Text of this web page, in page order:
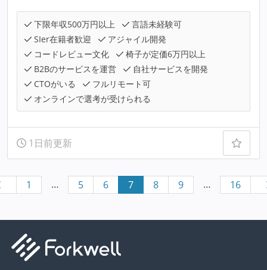
下限年収500万円以上
言語未経験可
SIer在籍者歓迎
アジャイル開発
コードレビュー文化
椅子が定価6万円以上
B2Bのサービスを運営
自社サービスを開発
CTOがいる
フルリモート可
オンラインで選考が受けられる
1日前更新
1 … 5 6 7 8 9 … 16